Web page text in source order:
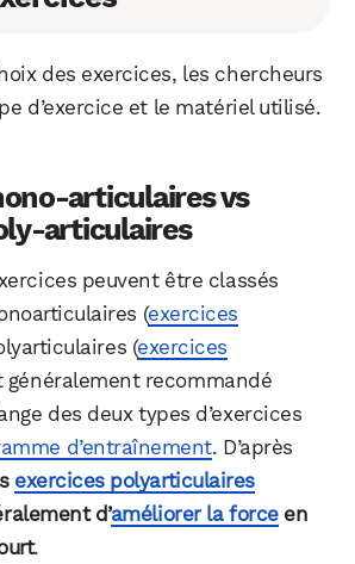
des exercices, les chercheurs
d’exercice et le matériel utilisé.
articulaires vs
articulaires
peuvent être classés
(exercices
(exercices
généralement recommandé
des deux types d’exercices
d’entraînement. D’après
exercices polyarticulaires
d’améliorer la forceen
.